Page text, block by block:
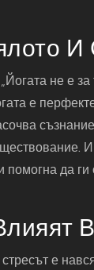
И
не е
е
да ги
е